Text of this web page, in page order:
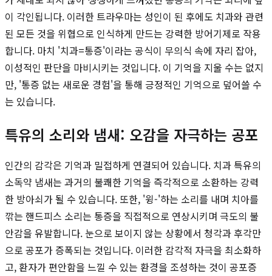
이 각인됩니다. 이러한 트라우마는 성인이 된 후에도 치과와 관련
된 모든 것을 위협으로 인식하게 만드는 강력한 방어기제로 작용
합니다. 마치 '치과=통증'이라는 공식이 무의식 속에 자리 잡아,
이성적인 판단을 마비시키는 것입니다. 이 기억을 지울 수는 없지
만, '통증 없는 새로운 경험'을 통해 긍정적인 기억으로 덮어쓸 수
는 있습니다.
특유의 소리와 냄새: 오감을 자극하는 공포
인간의 감각은 기억과 밀접하게 연결되어 있습니다. 치과 특유의
소독약 냄새는 과거의 불쾌한 기억을 즉각적으로 소환하는 강력
한 방아쇠가 될 수 있습니다. 또한, '윙-'하는 소리를 내며 치아를
깎는 핸드피스 소리는 통증을 직접적으로 연상시키며 극도의 불
안감을 유발합니다. 눈으로 보이지 않는 상황에서 청각과 후각만
으로 공포가 증폭되는 것입니다. 이러한 감각적 자극을 최소화하
고, 환자가 편안함을 느낄 수 있는 환경을 조성하는 것이 공포증